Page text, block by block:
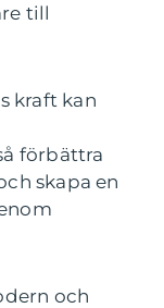
till
kraft kan
förbättra
skapa en
och